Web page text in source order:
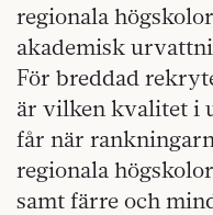
regionala
akademisk
För breddad
är vilken kvalitet i
får när
regionala
samt färre och